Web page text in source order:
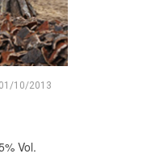
01/10/2013
Vol.